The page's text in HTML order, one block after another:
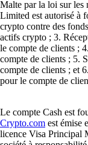
Malte par la loi sur
Limited est autorisé à
crypto contre des
actifs crypto ; 3.
le compte de clients ;
compte de clients ; 5.
compte de clients ; et
pour le compte de
Le compte Cash est
Crypto.com est émise
licence Visa Principal